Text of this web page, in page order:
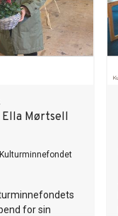
Mørtsell
Kulturminnefondet
for sin